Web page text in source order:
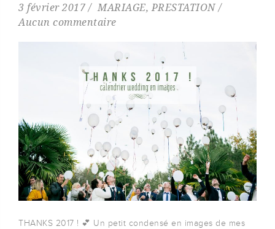
3 février 2017 MARIAGE,PRESTATION
Aucun commentaire
THANKS 2017 ! 💕 Un petit condensé en images de mes